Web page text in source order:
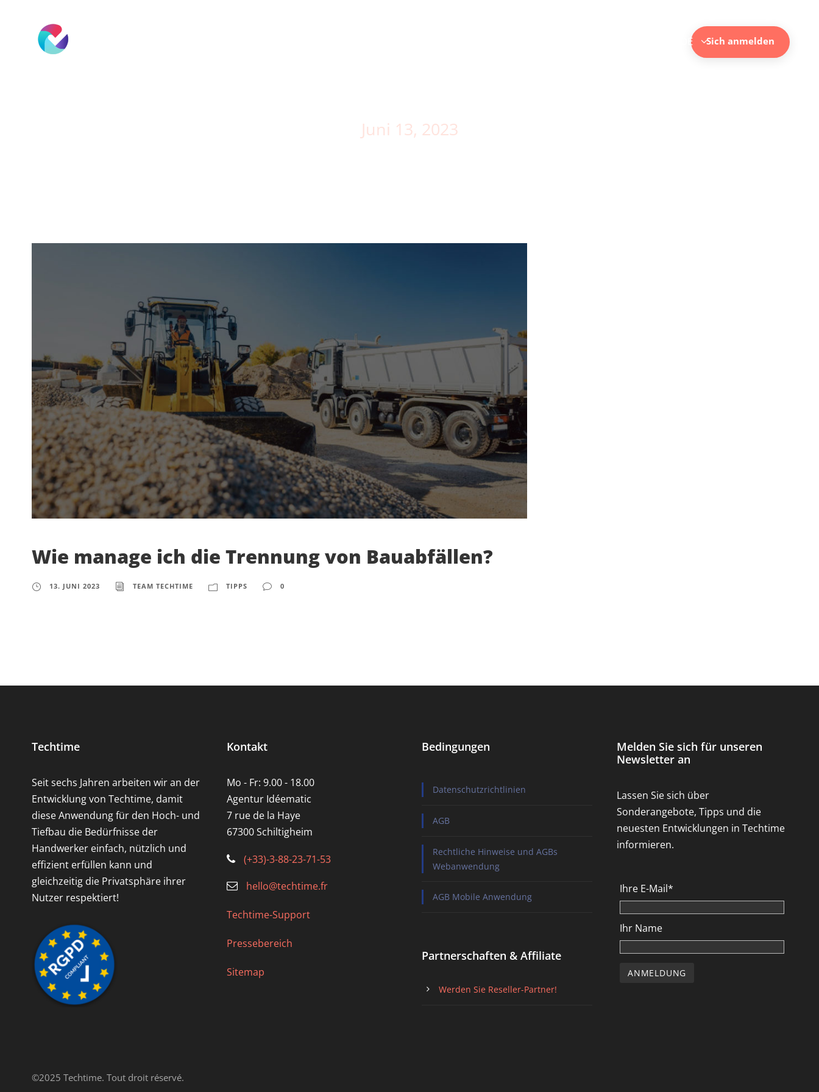
DE Sich anmelden
Juni 13, 2023
Wie manage ich die Trennung von Bauabfällen?
13. JUNI 2023 TEAM TECHTIME TIPPS 0
Techtime
Seit sechs Jahren arbeiten wir an der
Entwicklung von Techtime, damit
diese Anwendung für den Hoch- und
Tiefbau die Bedürfnisse der
Handwerker einfach, nützlich und
effizient erfüllen kann und
gleichzeitig die Privatsphäre ihrer
Nutzer respektiert!
Kontakt
Mo - Fr: 9.00 - 18.00
Agentur Idéematic
7 rue de la Haye
67300 Schiltigheim
(+33)-3-88-23-71-53
hello@techtime.fr
Techtime-Support
Pressebereich
Sitemap
Bedingungen
Datenschutzrichtlinien
AGB
Rechtliche Hinweise und AGBs
Webanwendung
AGB Mobile Anwendung
Partnerschaften & Affiliate
Werden Sie Reseller-Partner!
Melden Sie sich für unseren
Newsletter an
Lassen Sie sich über
Sonderangebote, Tipps und die
neuesten Entwicklungen in Techtime
informieren.
Ihre E-Mail*
Ihr Name
©2025 Techtime. Tout droit réservé.